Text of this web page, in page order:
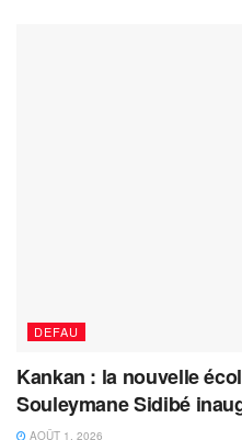
DEFAU
Kankan : la nouvelle
Souleymane Sidibé
AOÛT 1, 2026